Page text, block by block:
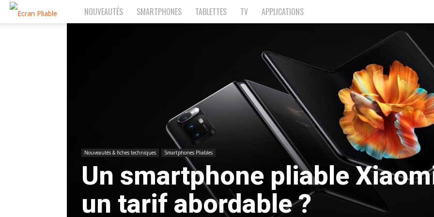
EcranPliable.com
NOUVEAUTÉS SMARTPHONES TABLETTES TV APPLICATIONS
Nouveautés & fiches techniques Smartphones Pliables
Un smartphone pliable
un tarif abordable ?